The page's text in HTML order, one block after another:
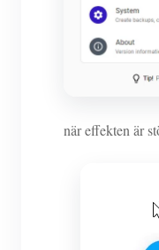
när effekten är